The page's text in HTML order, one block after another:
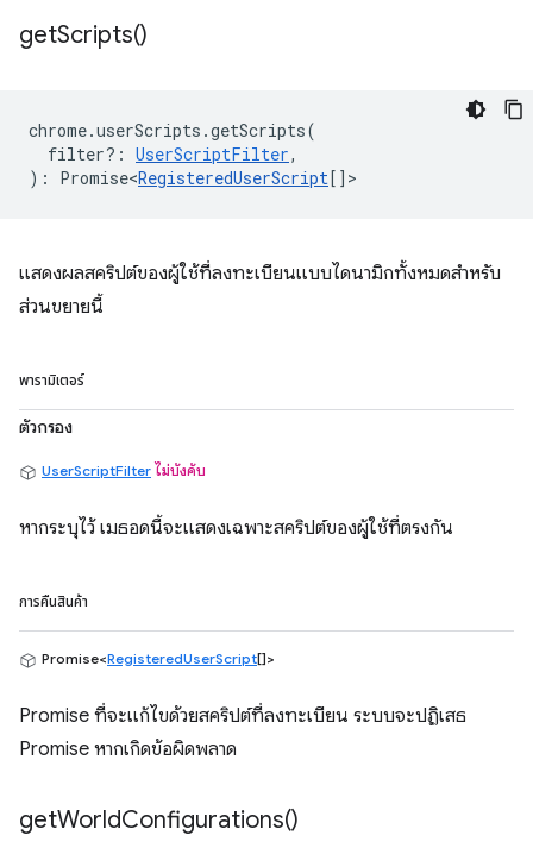
getScripts()
chrome.userScripts .getScripts(
filter? : UserScriptFilter,
) : Promise<RegisteredUserScript [] >
แสดงผลสคริปต์ของผู้ใช้ที่ลงทะเบียนแบบไดนามิกทั้งหมดสำหรับ
ส่วนขยายนี้
พารามิเตอร์
ตัวกรอง
UserScriptFilter ไม่บังคับ
หากระบุไว้ เมธอดนี้จะแสดงเฉพาะสคริปต์ของผู้ใช้ที่ตรงกัน
การคืนสินค้า
Promise<RegisteredUserScript[]>
Promise ที่จะแก้ไขด้วยสคริปต์ที่ลงทะเบียน ระบบจะปฏิเสธ
Promise หากเกิดข้อผิดพลาด
getWorldConfigurations()